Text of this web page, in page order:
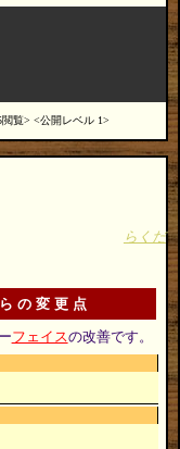
閲覧 公開レベル 1
らくだ
の変更点
フェイスの改善です。